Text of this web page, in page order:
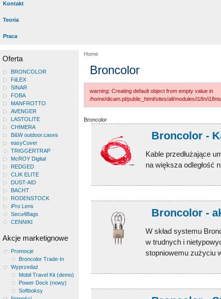
Kontakt
Teoria
Praca
Oferta
BRONCOLOR
FiiLEX
SINAR
FOBA
MANFROTTO
AVENGER
LASTOLITE
CHIMERA
B&W outdoor.cases
easyCover
TRIGGERTRAP
McROY Digital
REDGED
CLIK ELITE
DUST-AID
BACHT
RODENSTOCK
iPro Lens
Secu4Bags
CENNIKI
Akcje marketignowe
Promocje
Broncolor Trade-In
Wyprzedaż
Mobil Travel Kit (demo)
Power Dock (nowy)
Softboksy
Home
Broncolor
warning: Creating default object from empty value in
/home/dicam.pl/public_html/sites/all/modules/i18n/
Broncolor
Broncolor -
Kable przedłużające
na większa odległość
Broncolor -
W skład systemu
w trudnych i
stopniowemu zużyciu